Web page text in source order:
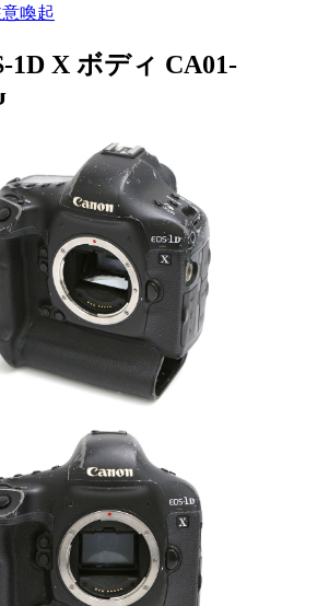
喚起
1D X ボディ CA01-